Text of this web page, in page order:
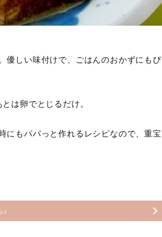
優しい味付けで、ごはんのおかずにもぴ
は卵でとじるだけ。
にもパパっと作れるレシピなので、重宝
♪